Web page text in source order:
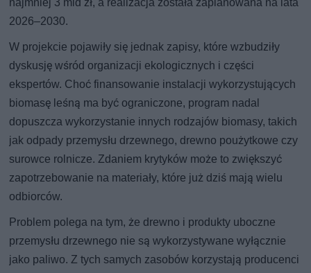
najmniej 3 mld zł, a realizacja została zaplanowana na lata
2026–2030.
W projekcie pojawiły się jednak zapisy, które wzbudziły
dyskusję wśród organizacji ekologicznych i części
ekspertów. Choć finansowanie instalacji wykorzystujących
biomasę leśną ma być ograniczone, program nadal
dopuszcza wykorzystanie innych rodzajów biomasy, takich
jak odpady przemysłu drzewnego, drewno poużytkowe czy
surowce rolnicze. Zdaniem krytyków może to zwiększyć
zapotrzebowanie na materiały, które już dziś mają wielu
odbiorców.
Problem polega na tym, że drewno i produkty uboczne
przemysłu drzewnego nie są wykorzystywane wyłącznie
jako paliwo. Z tych samych zasobów korzystają producenci